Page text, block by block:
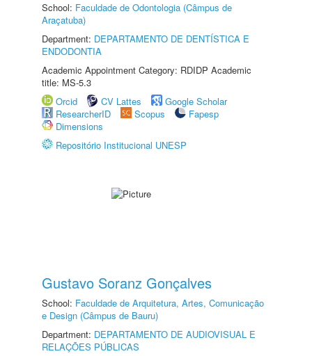
School: Faculdade de Odontologia (Câmpus de
Araçatuba)
Department: DEPARTAMENTO DE DENTÍSTICA E
ENDODONTIA
Academic Appointment Category: RDIDP Academic
title: MS-5.3
Orcid
CV Lattes
Google Scholar
ResearcherID
Scopus
Fapesp
Dimensions
Repositório Institucional UNESP
Gustavo Soranz Gonçalves
School: Faculdade de Arquitetura, Artes, Comunicação
e Design (Câmpus de Bauru)
Department: DEPARTAMENTO DE AUDIOVISUAL E
RELAÇÕES PÚBLICAS